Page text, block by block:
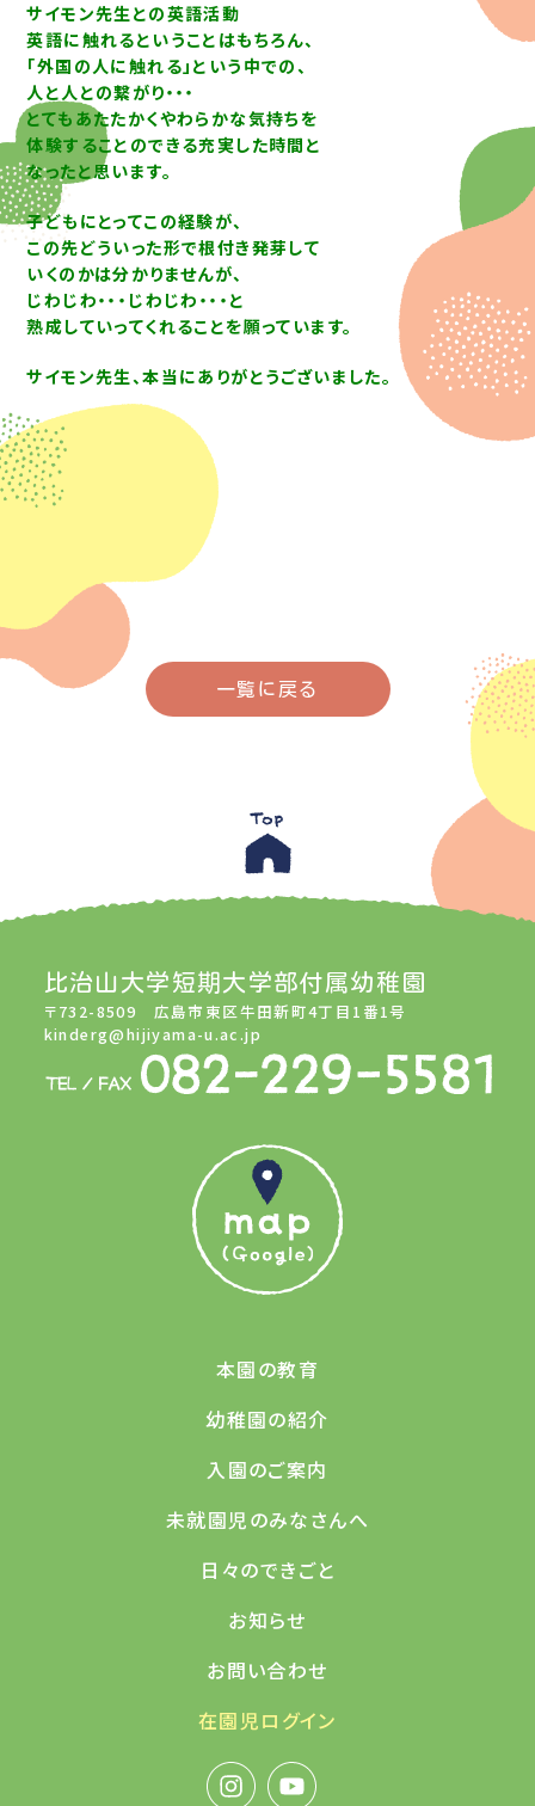
サイモン先生との英語活動
英語に触れるということはもちろん、
「外国の人に触れる」という中での、
人と人との繋がり・・・
とてもあたたかくやわらかな気持ちを
体験することのできる充実した時間と
なったと思います。
子どもにとってこの経験が、
この先どういった形で根付き発芽して
いくのかは分かりませんが、
じわじわ・・・じわじわ・・・と
熟成していってくれることを願っています。
サイモン先生、本当にありがとうございました。
一覧に戻る
比治山大学短期大学部付属幼稚園
〒732-8509 広島市東区牛田新町4丁目1番1号
kinderg@hijiyama-u.ac.jp
本園の教育
幼稚園の紹介
入園のご案内
未就園児のみなさんへ
日々のできごと
お知らせ
お問い合わせ
在園児ログイン